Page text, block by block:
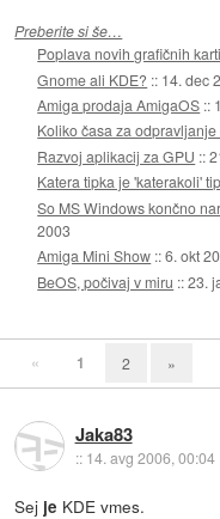
Preberite si še…
Poplava novih grafičnih
Gnome ali KDE? :: 14. dec
Amiga prodaja AmigaOS ::
Koliko časa za
Razvoj aplikacij za GPU ::
Katera tipka je 'katerakoli'
So MS Windows končno
2003
Amiga Mini Show ::6. okt
BeOS, počivaj v miru ::23.
« 1 2 »
Jaka83
:: 14. avg 2006, 00:04
Sej je KDE vmes.